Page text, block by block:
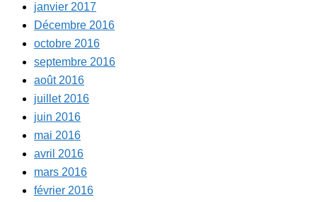
janvier 2017
Décembre 2016
octobre 2016
septembre 2016
août 2016
juillet 2016
juin 2016
mai 2016
avril 2016
mars 2016
février 2016